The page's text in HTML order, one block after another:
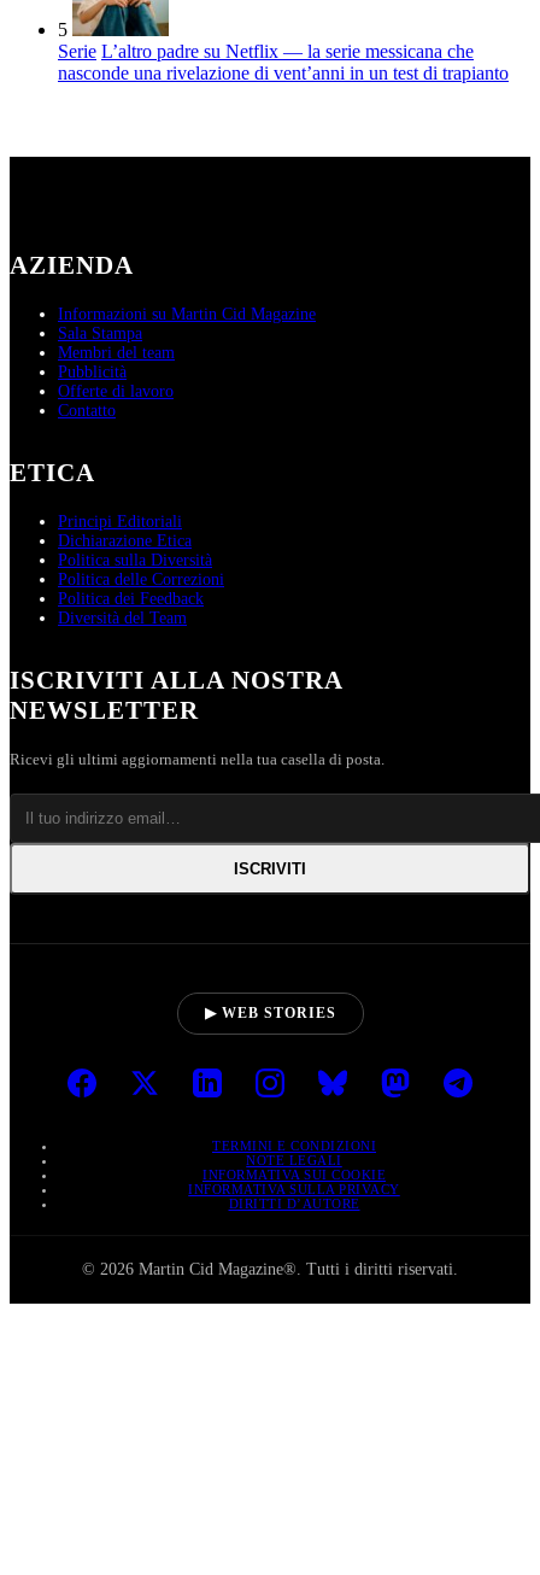
5
Serie L’altro padre su Netflix — la serie messicana che
nasconde una rivelazione di vent’anni in un test di trapianto
AZIENDA
Informazioni su Martin Cid Magazine
Sala Stampa
Membri del team
Pubblicità
Offerte di lavoro
Contatto
ETICA
Principi Editoriali
Dichiarazione Etica
Politica sulla Diversità
Politica delle Correzioni
Politica dei Feedback
Diversità del Team
ISCRIVITI ALLA NOSTRA
NEWSLETTER
Ricevi gli ultimi aggiornamenti nella tua casella di posta.
ISCRIVITI
▶ WEB STORIES
TERMINI E CONDIZIONI
NOTE LEGALI
INFORMATIVA SUI COOKIE
INFORMATIVA SULLA PRIVACY
DIRITTI D’AUTORE
© 2026 Martin Cid Magazine®. Tutti i diritti riservati.